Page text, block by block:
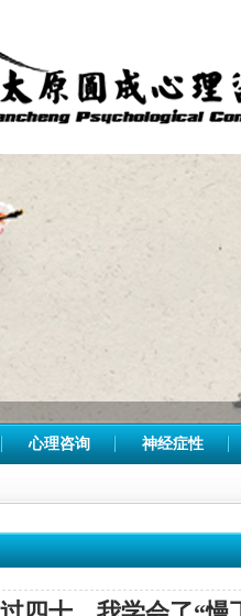
心理咨询 神经症性